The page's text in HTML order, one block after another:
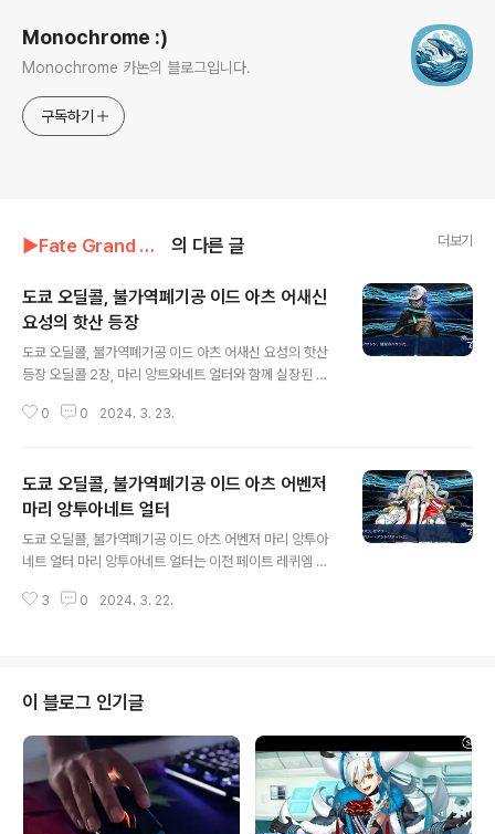
Monochrome :)
Monochrome 카논의 블로그입니다.
구독하기
▶Fate Grand Order◀ 의 다른 글 더보기
도쿄 오딜콜, 불가역폐기공 이드 아츠 어새신
요성의 핫산 등장
도쿄 오딜콜, 불가역폐기공 이드 아츠 어새신 요성의 핫산
등장 오딜콜 2장, 마리 앙트와네트 얼터와 함께 실장된 요
금까지 4성 아츠 대군 어새신은 수영복 니토크리스, 수영
라고 하니 위의 두 서번트들 보다는 얻기가 편할 것으로 보
입니다. 창은의 프래그먼츠에 등장 예정이었었던 빛나는
별의 핫산이었다는 추측도 있습니다. 도쿄 오딜콜, 불가역
폐기공 이드 아츠 어새신 요성의 핫산 스킬 셋 요성의 핫산
1스킬 - 암야의 무련 A (스킬 쿨다운 8 → 7 → 6) 자신의
퀵 카드 성능 UP(3턴) 20% 21% 22% 23% 24% 2
0 0 2024. 3. 23.
도쿄 오딜콜, 불가역폐기공 이드 아츠 어벤저
마리 앙투아네트 얼터
도쿄 오딜콜, 불가역폐기공 이드 아츠 어벤저 마리 앙투아
네트 얼터 마리 앙투아네트 얼터는 이전 페이트 레퀴엠 콜
실장되면서 그 일러스트가 3재림이 되었지요. 이번 메인
역폐기공 이드 아츠 어벤저 마리 앙투아네트 얼터 스킬 셋
마리 앙투아네트 얼터 1스킬 - 피투성이 목걸이 B+ (스킬
쿨다운 8 → 7 → 6) 자신의 NP 증가 20% 21% 22% 2
3% 24% 25% 26% 27% 28% 30% 매 턴 NP 획득
상태를 부여(3턴) 10% 11% 12% 13% 14% 15% 16%
3 0 2024. 3. 22.
이 블로그 인기글